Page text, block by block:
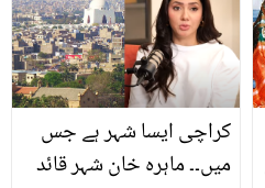
کراچی ایسا شہر ہے جس
میں۔۔ ماہرہ خان شہر قائد